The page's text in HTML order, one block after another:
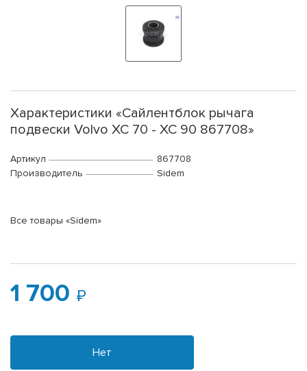
Характеристики «Сайлентблок рычага
подвески Volvo XC 70 - XC 90 867708»
Артикул
867708
Производитель
Sidem
Все товары «Sidem»
1 700
Нет